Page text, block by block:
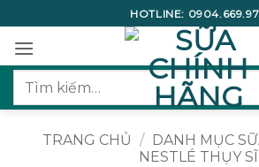
qua
nội
dung
HOTLINE:
Tìm
TRANG CHỦ / DANH MỤC
NESTLÉ THỤY SĨ